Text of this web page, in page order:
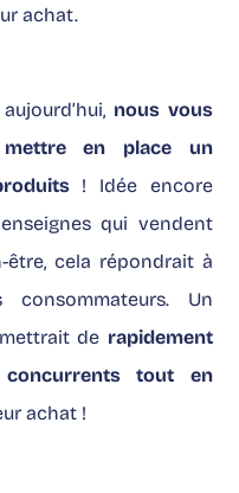
achat.
nous vous
mettre en place un
! Idée encore
qui vendent
cela répondrait à
Un
de rapidement
tout en
achat !